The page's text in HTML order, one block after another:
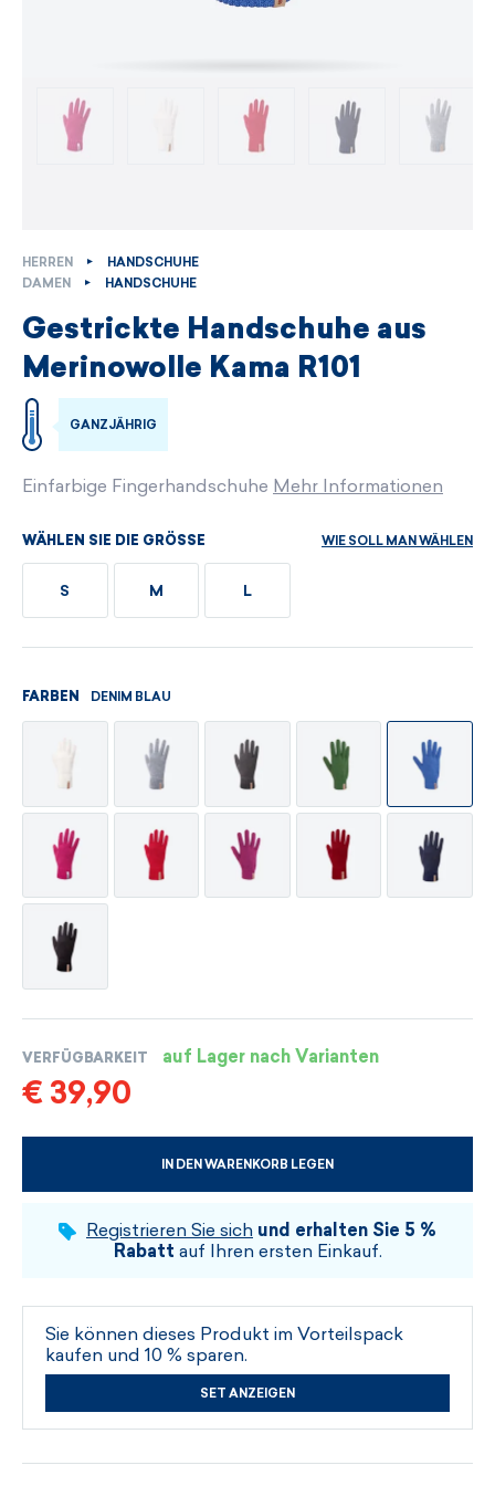
HERREN
HANDSCHUHE
DAMEN
HANDSCHUHE
Gestrickte Handschuhe aus
Merinowolle Kama R101
GANZJÄHRIG
Einfarbige Fingerhandschuhe Mehr Informationen
WÄHLEN SIE DIE GRÖSSE WIE SOLL MAN WÄHLEN
S M L
FARBEN DENIM BLAU
VERFÜGBARKEIT auf Lager nach Varianten
€ 39,90
IN DEN WARENKORB LEGEN
WÄHLEN SIE DIE GRÖSSE UND DIE FARBE
Registrieren Sie sich und erhalten Sie 5 %
Rabatt auf Ihren ersten Einkauf.
Sie können dieses Produkt im Vorteilspack
kaufen und 10 % sparen.
SET ANZEIGEN